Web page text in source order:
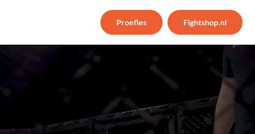
Proefles Fightshop.nl